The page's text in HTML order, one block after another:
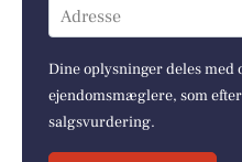
Adresse
Dine oplysninger deles med
ejendomsmæglere, som
salgsvurdering.